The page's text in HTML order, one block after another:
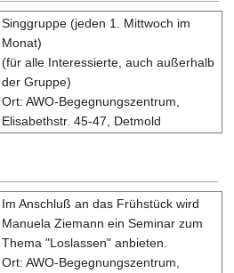
Singgruppe (jeden 1. Mittwoch im
Monat)
(für alle Interessierte, auch außerhalb
der Gruppe)
Ort: AWO-Begegnungszentrum,
Elisabethstr. 45-47, Detmold
Im Anschluß an das Frühstück wird
Manuela Ziemann ein Seminar zum
Thema "Loslassen" anbieten.
Ort: AWO-Begegnungszentrum,